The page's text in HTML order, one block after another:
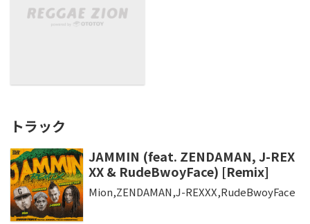
トラック
JAMMIN (feat. ZENDAMAN, J-REX
XX & RudeBwoyFace) [Remix]
Mion,ZENDAMAN,J-REXXX,RudeBwoyFace